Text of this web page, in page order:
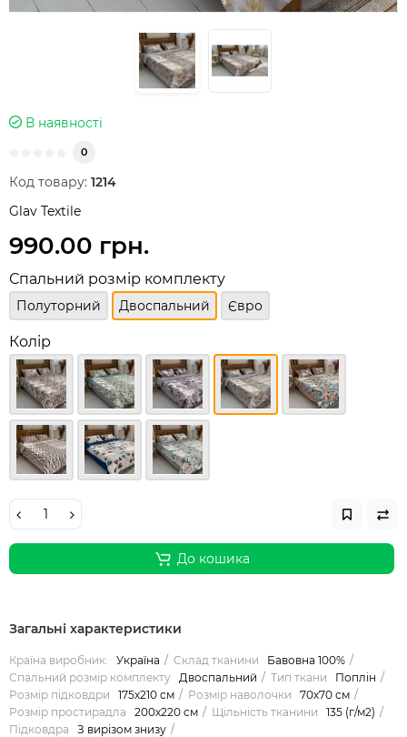
В наявності
0
Код товару: 1214
Glav Textile
990.00 грн.
Спальний розмір комплекту
Полуторний Двоспальний Євро
Колір
До кошика
Загальні характеристики
Країна виробник: Україна Склад тканини
Бавовна 100%
Спальний розмір комплекту Двоспальний Тип ткани
Поплін
Розмір підковдри
175х210 см Розмір наволочки
70х70 см
Розмір простирадла
200х220 см Щільність тканини
135 (г/м2)
Підковдра
З вирізом знизу